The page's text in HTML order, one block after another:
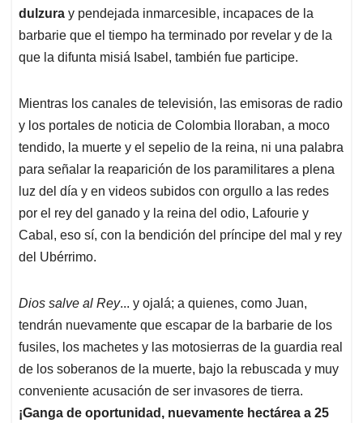
dulzura y pendejada inmarcesible, incapaces de la
barbarie que el tiempo ha terminado por revelar y de la
que la difunta misiá Isabel, también fue participe.
Mientras los canales de televisión, las emisoras de radio
y los portales de noticia de Colombia lloraban, a moco
tendido, la muerte y el sepelio de la reina, ni una palabra
para señalar la reaparición de los paramilitares a plena
luz del día y en videos subidos con orgullo a las redes
por el rey del ganado y la reina del odio, Lafourie y
Cabal, eso sí, con la bendición del príncipe del mal y rey
del Ubérrimo.
Dios salve al Rey... y ojalá; a quienes, como Juan,
tendrán nuevamente que escapar de la barbarie de los
fusiles, los machetes y las motosierras de la guardia real
de los soberanos de la muerte, bajo la rebuscada y muy
conveniente acusación de ser invasores de tierra.
¡Ganga de oportunidad, nuevamente hectárea a 25